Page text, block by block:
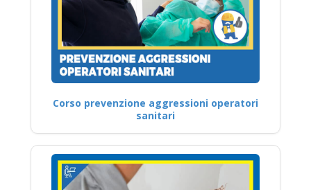
Corso prevenzione aggressioni operatori
sanitari